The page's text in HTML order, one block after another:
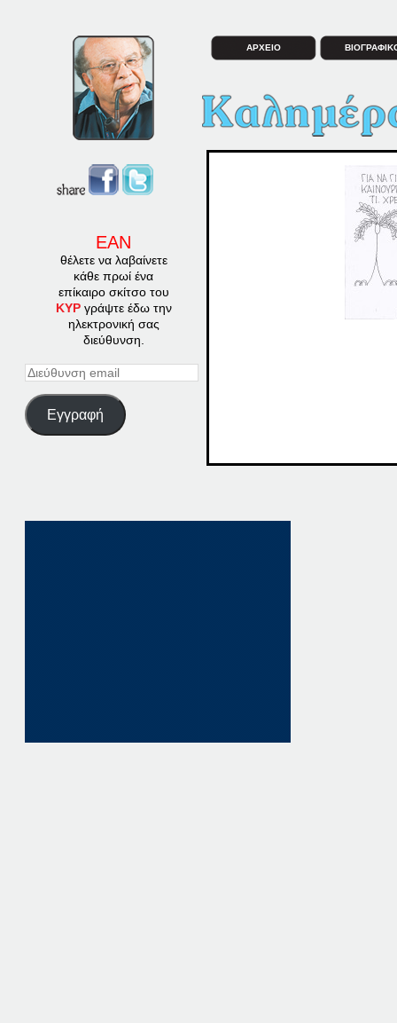
ΕΑΝ
θέλετε να λαβαίνετε
κάθε πρωί ένα
επίκαιρο σκίτσο του
ΚΥΡγράψτε έδω την
ηλεκτρονική σας
διεύθυνση.
Διεύθυνση
Εγγραφή
ΑΡΧΕΙΟ